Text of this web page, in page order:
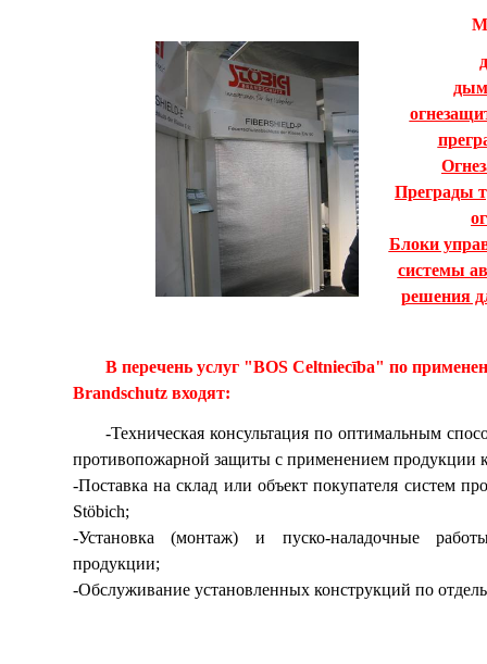
Преграды
Блоки
системы
решения
В перечень услуг "BOS Celtniecība" по
Brandschutz входят:
-Техническая консультация по оптимальным
противопожарной защиты с применением продукции
-Поставка на склад или объект покупателя систем
Stöbich;
-Установка (монтаж) и пуско-наладочные
продукции;
-Обслуживание установленных конструкций по